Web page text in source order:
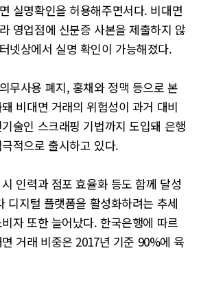
실명확인을 허용해주면서다. 비대면
영업점에 신분증 사본을 제출하지 않
넷상에서 실명 확인이 가능해졌다.
무사용 폐지, 홍채와 정맥 등으로 본
비대면 거래의 위험성이 과거 대비
술인 스크래핑 기법까지 도입돼 은행
적으로 출시하고 있다.
인력과 점포 효율화 등도 함께 달성
디지털 플랫폼을 활성화하려는 추세
자 또한 늘어났다. 한국은행에 따르
거래 비중은 2017년 기준 90%에 육